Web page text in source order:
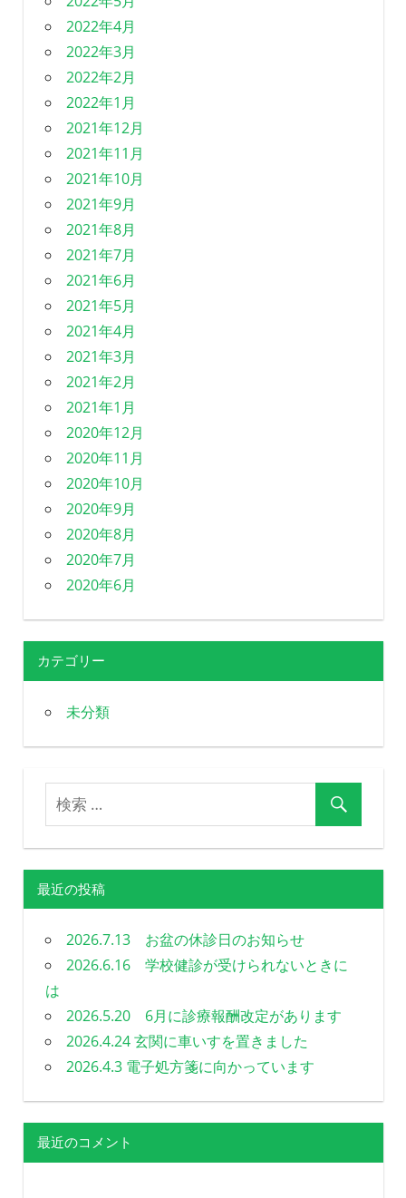
2022年4月
2022年3月
2022年2月
2022年1月
2021年12月
2021年11月
2021年10月
2021年9月
2021年8月
2021年7月
2021年6月
2021年5月
2021年4月
2021年3月
2021年2月
2021年1月
2020年12月
2020年11月
2020年10月
2020年9月
2020年8月
2020年7月
2020年6月
カテゴリー
未分類
最近の投稿
2026.7.13 お盆の休診日のお知らせ
2026.6.16 学校健診が受けられないときに
は
2026.5.20 6月に診療報酬改定があります
2026.4.24 玄関に車いすを置きました
2026.4.3 電子処方箋に向かっています
最近のコメント